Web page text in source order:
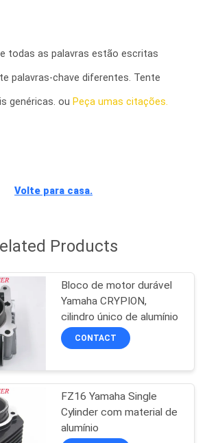
todas as palavras estão escritas
palavras-chave diferentes. Tente
genéricas. ou Peça umas citações.
Volte para casa.
Products
Bloco de motor durável
Yamaha CRYPION,
cilindro único de alumínio
CONTACT
FZ16 Yamaha Single
Cylinder com material de
alumínio